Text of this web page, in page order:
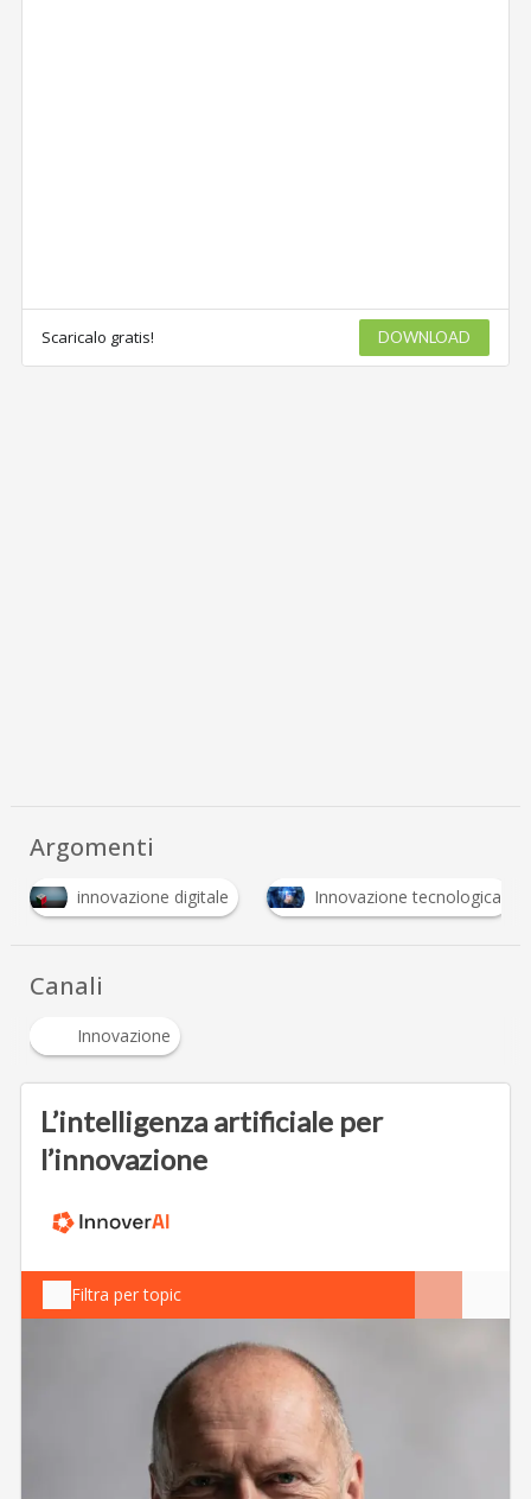
Scaricalo gratis! DOWNLOAD
Argomenti
innovazione digitale Innovazione tecnologica
Canali
Innovazione
L’intelligenza artificiale per
l’innovazione
Filtra per topic